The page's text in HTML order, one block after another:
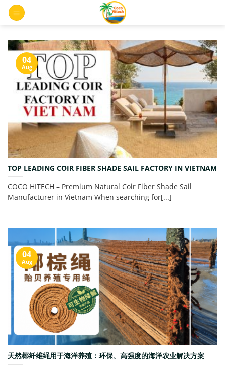
Skip
TOP LEADING COIR FIBER SHADE SAIL FACTORY IN VIETNAM
COCO HITECH – Premium Natural Coir Fiber Shade Sail
Manufacturer in Vietnam When searching for[...]
04
Aug
天然椰纤维绳用于海洋养殖：环保、高强度的海洋农业解决方案
04
Aug